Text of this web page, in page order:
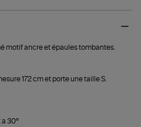
motif ancre et épaules tombantes.
172 cm et porte une taille S.
a 30°